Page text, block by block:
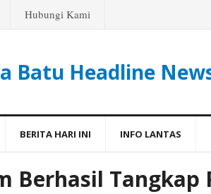
Hubungi Kami
Batu Headline
BERITA HARI INI INFO LANTAS
Berhasil Tangkap